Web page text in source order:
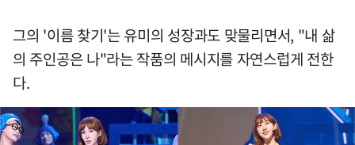
그의 '이름 찾기'는 유미의 성장과도 맞물리면서, "내 삶
의 주인공은 나"라는 작품의 메시지를 자연스럽게 전한
다.